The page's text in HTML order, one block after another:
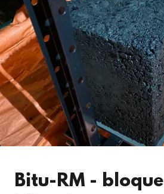
Bitu-RM - bloque